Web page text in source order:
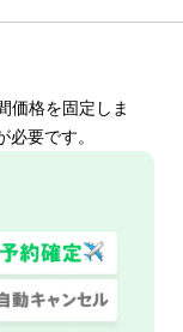
価格を固定しま
要です。